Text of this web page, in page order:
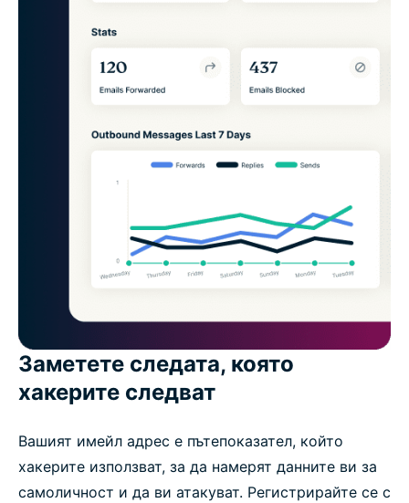
Заметете следата, която
хакерите следват
Вашият имейл адрес е пътепоказател, който
хакерите използват, за да намерят данните ви за
самоличност и да ви атакуват. Регистрирайте се с